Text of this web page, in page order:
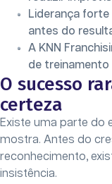
Liderança
antes do
A KNN
de treinamento
O sucesso
certeza
Existe uma parte do
mostra. Antes do
reconhecimento,
insistência.